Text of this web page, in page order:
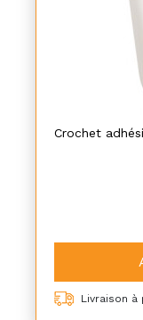
Crochet
Livraison à